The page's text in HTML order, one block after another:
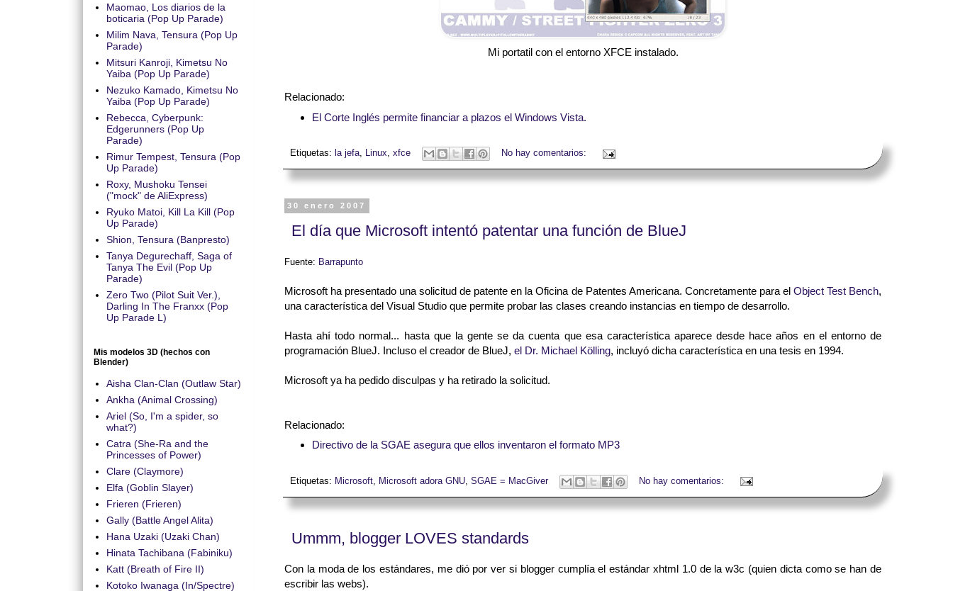
Mi portatil con el entorno XFCE instalado.
Relacionado:
El Corte Inglés permite financiar a plazos el Windows Vista.
Etiquetas: la jefa, Linux, xfce No hay comentarios:
30 enero 2007
El día que Microsoft intentó patentar una función de BlueJ
Fuente: Barrapunto
Microsoft ha presentado una solicitud de patente en la Oficina de Patentes Americana. Concretamente para el Object Test Bench,
una característica del Visual Studio que permite probar las clases creando instancias en tiempo de desarrollo.
Hasta ahí todo normal... hasta que la gente se da cuenta que esa característica aparece desde hace años en el entorno de
programación BlueJ. Incluso el creador de BlueJ, el Dr. Michael Kölling, incluyó dicha característica en una tesis en 1994.
Microsoft ya ha pedido disculpas y ha retirado la solicitud.
Relacionado:
Directivo de la SGAE asegura que ellos inventaron el formato MP3
Etiquetas: Microsoft, Microsoft adora GNU, SGAE = MacGiver No hay comentarios:
Ummm, blogger LOVES standards
Con la moda de los estándares, me dió por ver si blogger cumplía el estándar xhtml 1.0 de la w3c (quien dicta como se han de
escribir las webs).
Maomao, Los diarios de la
boticaria (Pop Up Parade)
Milim Nava, Tensura (Pop Up
Parade)
Mitsuri Kanroji, Kimetsu No
Yaiba (Pop Up Parade)
Nezuko Kamado, Kimetsu No
Yaiba (Pop Up Parade)
Rebecca, Cyberpunk:
Edgerunners (Pop Up
Parade)
Rimur Tempest, Tensura (Pop
Up Parade)
Roxy, Mushoku Tensei
("mock" de AliExpress)
Ryuko Matoi, Kill La Kill (Pop
Up Parade)
Shion, Tensura (Banpresto)
Tanya Degurechaff, Saga of
Tanya The Evil (Pop Up
Parade)
Zero Two (Pilot Suit Ver.),
Darling In The Franxx (Pop
Up Parade L)
Mis modelos 3D (hechos con
Blender)
Aisha Clan-Clan (Outlaw Star)
Ankha (Animal Crossing)
Ariel (So, I'm a spider, so
what?)
Catra (She-Ra and the
Princesses of Power)
Clare (Claymore)
Elfa (Goblin Slayer)
Frieren (Frieren)
Gally (Battle Angel Alita)
Hana Uzaki (Uzaki Chan)
Hinata Tachibana (Fabiniku)
Katt (Breath of Fire II)
Kotoko Iwanaga (In/Spectre)